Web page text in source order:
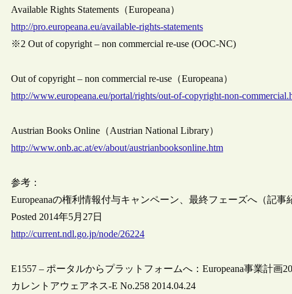
Available Rights Statements（Europeana）
http://pro.europeana.eu/available-rights-statements
※2 Out of copyright – non commercial re-use (OOC-NC)
Out of copyright – non commercial re-use（Europeana）
http://www.europeana.eu/portal/rights/out-of-copyright-non-
Austrian Books Online（Austrian National Library）
http://www.onb.ac.at/ev/about/austrianbooksonline.htm
参考：
Europeanaの権利情報付与キャンペーン、最終フェーズへ（記事
Posted 2014年5月27日
http://current.ndl.go.jp/node/26224
E1557 – ポータルからプラットフォームへ：Europeana事業計画
カレントアウェアネス-E No.258 2014.04.24